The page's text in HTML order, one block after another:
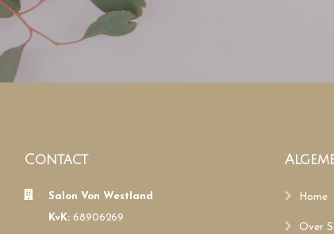
Contact
Salon Von Westland
KvK:68906269
Home
Over